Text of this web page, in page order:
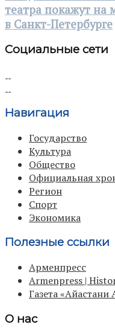
театра покажут на
в Санкт-Петербурге
Социальные сети
Навигация
Государство
Культура
Общество
Официальная
Регион
Спорт
Экономика
Полезные ссылки
Арменпресс
Armenpress |
Газета
О нас